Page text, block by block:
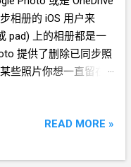
相册的 iOS 用户来
pad) 上的相册都是一
提供了删除已同步照
些照片你想一直留在
READ MORE »